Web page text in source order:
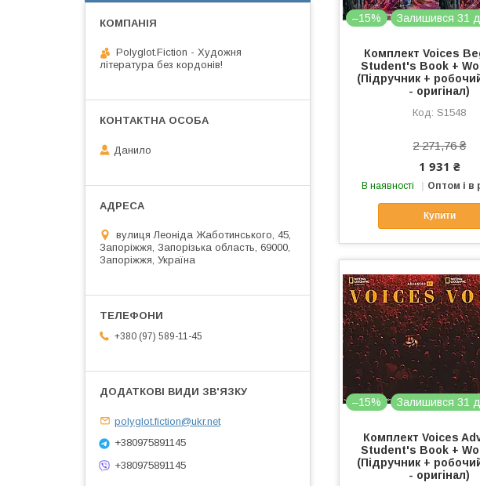
–15% Залишився 31
Комплект Voices
Student's Book +
(Підручник +
- оригінал)
S1548
2 271,76 ₴
1 931 ₴
В наявності Оптом і в
Купити
–15% Залишився 31
Комплект Voices
Student's Book +
(Підручник +
- оригінал)
Polyglot.Fiction - Художня
література без кордонів!
Данило
вулиця Леоніда Жаботинського, 45,
Запоріжжя, Запорізька область, 69000,
Запоріжжя, Україна
+380 (97) 589-11-45
polyglot.fiction@ukr.net
+380975891145
+380975891145